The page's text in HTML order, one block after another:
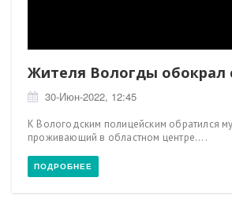
Жителя Вологды обокрал
30-Июн-2022, 12:45
К Вологодским полицейским обратился
проживающий в областном центре....
ПОДРОБНЕЕ